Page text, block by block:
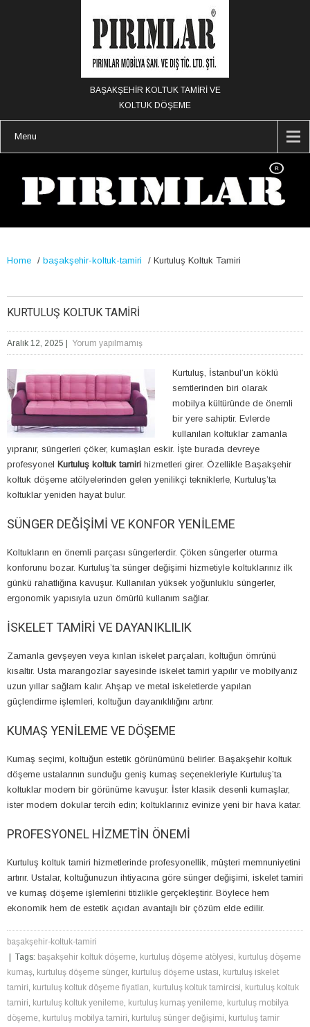
BAŞAKŞEHİR KOLTUK TAMİRİ VE
KOLTUK DÖŞEME
Menu
Home / başakşehir-koltuk-tamiri / Kurtuluş Koltuk Tamiri
KURTULUŞ KOLTUK TAMIRI
Aralık 12, 2025 | Yorum yapılmamış
Kurtuluş, İstanbul’un köklü
semtlerinden biri olarak
mobilya kültüründe de önemli
bir yere sahiptir. Evlerde
kullanılan koltuklar zamanla
yıpranır, süngerleri çöker, kumaşları eskir. İşte burada devreye
profesyonel Kurtuluş koltuk tamiri hizmetleri girer. Özellikle Başakşehir
koltuk döşeme atölyelerinden gelen yenilikçi tekniklerle, Kurtuluş’ta
koltuklar yeniden hayat bulur.
SÜNGER DEĞIŞIMI VE KONFOR YENILEME
Koltukların en önemli parçası süngerlerdir. Çöken süngerler oturma
konforunu bozar. Kurtuluş’ta sünger değişimi hizmetiyle koltuklarınız ilk
günkü rahatlığına kavuşur. Kullanılan yüksek yoğunluklu süngerler,
ergonomik yapısıyla uzun ömürlü kullanım sağlar.
İSKELET TAMIRI VE DAYANIKLILIK
Zamanla gevşeyen veya kırılan iskelet parçaları, koltuğun ömrünü
kısaltır. Usta marangozlar sayesinde iskelet tamiri yapılır ve mobilyanız
uzun yıllar sağlam kalır. Ahşap ve metal iskeletlerde yapılan
güçlendirme işlemleri, koltuğun dayanıklılığını artırır.
KUMAŞ YENILEME VE DÖŞEME
Kumaş seçimi, koltuğun estetik görünümünü belirler. Başakşehir koltuk
döşeme ustalarının sunduğu geniş kumaş seçenekleriyle Kurtuluş’ta
koltuklar modern bir görünüme kavuşur. İster klasik desenli kumaşlar,
ister modern dokular tercih edin; koltuklarınız evinize yeni bir hava katar.
PROFESYONEL HIZMETIN ÖNEMI
Kurtuluş koltuk tamiri hizmetlerinde profesyonellik, müşteri memnuniyetini
artırır. Ustalar, koltuğunuzun ihtiyacına göre sünger değişimi, iskelet tamiri
ve kumaş döşeme işlemlerini titizlikle gerçekleştirir. Böylece hem
ekonomik hem de estetik açıdan avantajlı bir çözüm elde edilir.
başakşehir-koltuk-tamiri
| Tags: başakşehir koltuk döşeme, kurtuluş döşeme atölyesi, kurtuluş döşeme
kumaş, kurtuluş döşeme sünger, kurtuluş döşeme ustası, kurtuluş iskelet
tamiri, kurtuluş koltuk döşeme fiyatları, kurtuluş koltuk tamircisi, kurtuluş koltuk
tamiri, kurtuluş koltuk yenileme, kurtuluş kumaş yenileme, kurtuluş mobilya
döşeme, kurtuluş mobilya tamiri, kurtuluş sünger değişimi, kurtuluş tamir